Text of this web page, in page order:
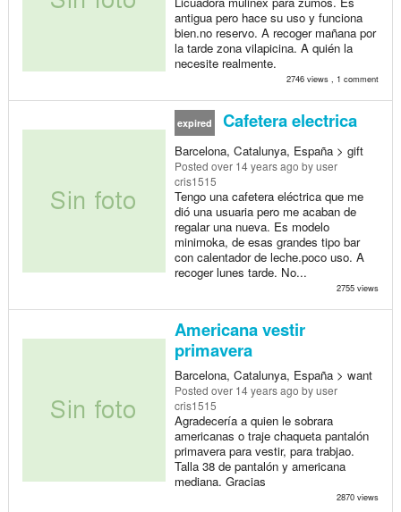
antigua pero hace su uso y funciona
bien.no reservo. A recoger mañana por
la tarde zona vilapicina. A quién la
necesite realmente.
2746 views , 1 comment
expired Cafetera electrica
Barcelona, Catalunya, España > gift
Posted over 14 years ago by user
cris1515
Tengo una cafetera eléctrica que me
dió una usuaria pero me acaban de
regalar una nueva. Es modelo
minimoka, de esas grandes tipo bar
con calentador de leche.poco uso. A
recoger lunes tarde. No...
2755 views
Americana vestir
primavera
Barcelona, Catalunya, España > want
Posted over 14 years ago by user
cris1515
Agradecería a quien le sobrara
americanas o traje chaqueta pantalón
primavera para vestir, para trabjao.
Talla 38 de pantalón y americana
mediana. Gracias
2870 views